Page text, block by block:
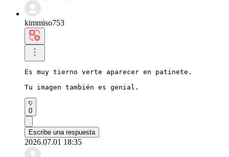
kimmiso753
Es muy tierno verte aparecer en patinete.
Tu imagen también es genial.
0
Escribe una respuesta
2026.07.01 18:35